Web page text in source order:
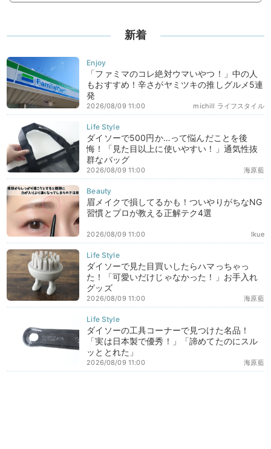
新着
「ファミマのコレ絶対ウマいやつ！」中の人
もおすすめ！辛さがヤミツキの推しグルメ5連
発
michill ライフスタイル
2026/08/09 11:00
ダイソーで500円か…って悩んだことを後
悔！「見た目以上に使いやすい！」通気性抜
群なバッグ
海原藍
2026/08/09 11:00
眉メイクで損してるかも！ついやりがちなNG
習慣とプロが教える正解テク4選
Ikue
2026/08/09 11:00
ダイソーで見た目買いしたらハマっちゃっ
た！「可愛いだけじゃなかった！」お手入れ
グッズ
海原藍
2026/08/09 11:00
ダイソーの工具コーナーで見つけた名品！
「実は日本製で優秀！」「諦めてたのにスル
ッととれた」
海原藍
2026/08/09 11:00